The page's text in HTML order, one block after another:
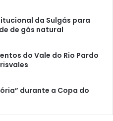
da Sulgás para
de gás natural
do Vale do Rio Pardo
durante a Copa do